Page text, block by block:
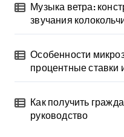
Музыка ветра:
звучания
Особенности
процентные
Как получить
руководство